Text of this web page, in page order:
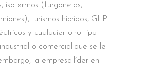
isotermos (furgonetas,
turismos híbridos, GLP
y cualquier otro tipo
o comercial que se le
la empresa líder en